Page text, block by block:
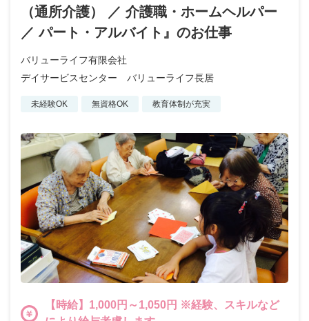
（通所介護） ／ 介護職・ホームヘルパー
／ パート・アルバイト』のお仕事
バリューライフ有限会社
デイサービスセンター バリューライフ長居
未経験OK 無資格OK 教育体制が充実
【時給】1,000円～1,050円 ※経験、スキルなど